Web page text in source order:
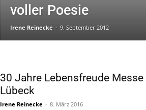
voller Poesie
Irene Reinecke - 9. September 2012
30 Jahre Lebensfreude Messe
Lübeck
Irene Reinecke - 8. März 2016